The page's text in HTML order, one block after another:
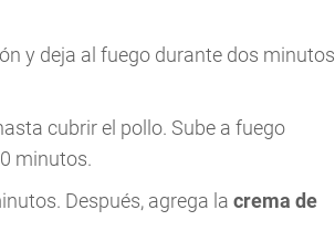
y deja al fuego durante dos minutos
cubrir el pollo. Sube a fuego
minutos.
Después, agrega la crema de